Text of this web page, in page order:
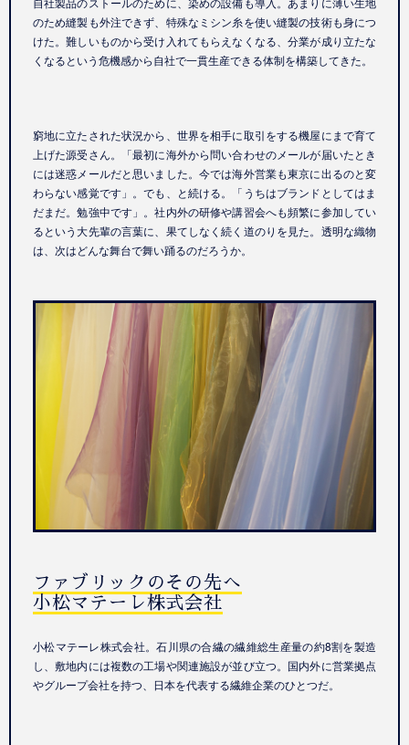
のため縫製も外注できず、特殊なミシン糸を使い縫製の技術も身につ
けた。難しいものから受け入れてもらえなくなる、分業が成り立たな
くなるという危機感から自社で一貫生産できる体制を構築してきた。
窮地に立たされた状況から、世界を相手に取引をする機屋にまで育て
上げた源受さん。「最初に海外から問い合わせのメールが届いたとき
には迷惑メールだと思いました。今では海外営業も東京に出るのと変
わらない感覚です」。でも、と続ける。「うちはブランドとしてはま
だまだ。勉強中です」。社内外の研修や講習会へも頻繁に参加してい
るという大先輩の言葉に、果てしなく続く道のりを見た。透明な織物
は、次はどんな舞台で舞い踊るのだろうか。
ファブリックのその先へ
小松マテーレ株式会社
小松マテーレ株式会社。石川県の合繊の繊維総生産量の約8割を製造
し、敷地内には複数の工場や関連施設が並び立つ。国内外に営業拠点
やグループ会社を持つ、日本を代表する繊維企業のひとつだ。